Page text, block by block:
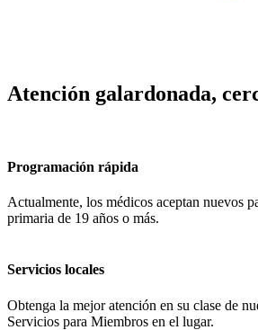
Atención galardonada,
Programación rápida
Actualmente, los médicos aceptan nuevos
primaria de 19 años o más.
Servicios locales
Obtenga la mejor atención en su clase de
Servicios para Miembros en el lugar.